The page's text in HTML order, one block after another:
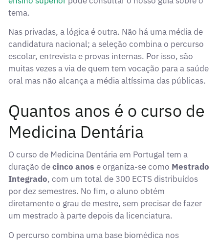
tema.
Nas privadas, a lógica é outra. Não há uma média de
candidatura nacional; a seleção combina o percurso
escolar, entrevista e provas internas. Por isso, são
muitas vezes a via de quem tem vocação para a saúde
oral mas não alcança a média altíssima das públicas.
Quantos anos é o curso de
Medicina Dentária
O curso de Medicina Dentária em Portugal tem a
duração decinco anos e organiza-se como Mestrado
Integrado, com um total de 300 ECTS distribuídos
por dez semestres. No fim, o aluno obtém
diretamente o grau de mestre, sem precisar de fazer
um mestrado à parte depois da licenciatura.
O percurso combina uma base biomédica nos